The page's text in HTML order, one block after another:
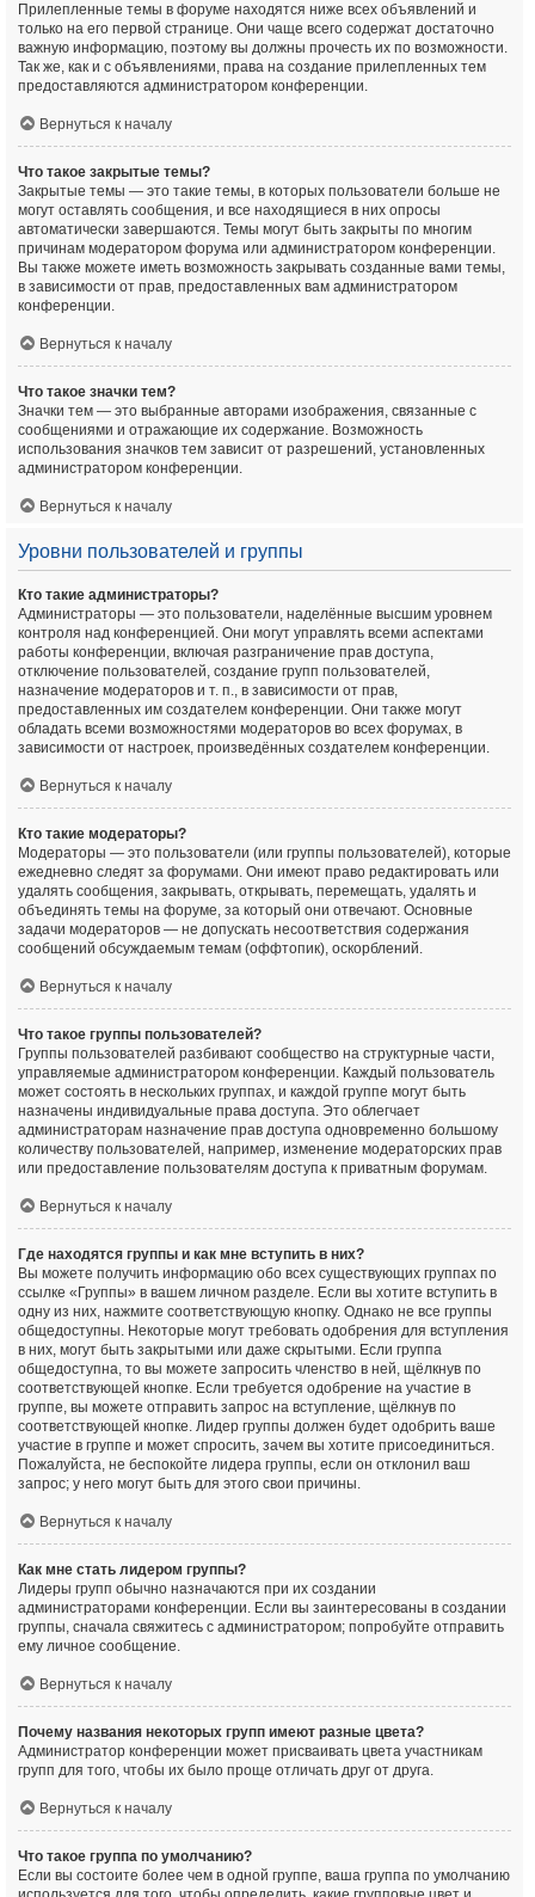
Прилепленные темы в форуме находятся ниже всех объявлений и
только на его первой странице. Они чаще всего содержат достаточно
важную информацию, поэтому вы должны прочесть их по возможности.
Так же, как и с объявлениями, права на создание прилепленных тем
предоставляются администратором конференции.
Вернуться к началу
Что такое закрытые темы?
Закрытые темы — это такие темы, в которых пользователи больше не
могут оставлять сообщения, и все находящиеся в них опросы
автоматически завершаются. Темы могут быть закрыты по многим
причинам модератором форума или администратором конференции.
Вы также можете иметь возможность закрывать созданные вами темы,
в зависимости от прав, предоставленных вам администратором
конференции.
Вернуться к началу
Что такое значки тем?
Значки тем — это выбранные авторами изображения, связанные с
сообщениями и отражающие их содержание. Возможность
использования значков тем зависит от разрешений, установленных
администратором конференции.
Вернуться к началу
Уровни пользователей и группы
Кто такие администраторы?
Администраторы — это пользователи, наделённые высшим уровнем
контроля над конференцией. Они могут управлять всеми аспектами
работы конференции, включая разграничение прав доступа,
отключение пользователей, создание групп пользователей,
назначение модераторов и т. п., в зависимости от прав,
предоставленных им создателем конференции. Они также могут
обладать всеми возможностями модераторов во всех форумах, в
зависимости от настроек, произведённых создателем конференции.
Вернуться к началу
Кто такие модераторы?
Модераторы — это пользователи (или группы пользователей), которые
ежедневно следят за форумами. Они имеют право редактировать или
удалять сообщения, закрывать, открывать, перемещать, удалять и
объединять темы на форуме, за который они отвечают. Основные
задачи модераторов — не допускать несоответствия содержания
сообщений обсуждаемым темам (оффтопик), оскорблений.
Вернуться к началу
Что такое группы пользователей?
Группы пользователей разбивают сообщество на структурные части,
управляемые администратором конференции. Каждый пользователь
может состоять в нескольких группах, и каждой группе могут быть
назначены индивидуальные права доступа. Это облегчает
администраторам назначение прав доступа одновременно большому
количеству пользователей, например, изменение модераторских прав
или предоставление пользователям доступа к приватным форумам.
Вернуться к началу
Где находятся группы и как мне вступить в них?
Вы можете получить информацию обо всех существующих группах по
ссылке «Группы» в вашем личном разделе. Если вы хотите вступить в
одну из них, нажмите соответствующую кнопку. Однако не все группы
общедоступны. Некоторые могут требовать одобрения для вступления
в них, могут быть закрытыми или даже скрытыми. Если группа
общедоступна, то вы можете запросить членство в ней, щёлкнув по
соответствующей кнопке. Если требуется одобрение на участие в
группе, вы можете отправить запрос на вступление, щёлкнув по
соответствующей кнопке. Лидер группы должен будет одобрить ваше
участие в группе и может спросить, зачем вы хотите присоединиться.
Пожалуйста, не беспокойте лидера группы, если он отклонил ваш
запрос; у него могут быть для этого свои причины.
Вернуться к началу
Как мне стать лидером группы?
Лидеры групп обычно назначаются при их создании
администраторами конференции. Если вы заинтересованы в создании
группы, сначала свяжитесь с администратором; попробуйте отправить
ему личное сообщение.
Вернуться к началу
Почему названия некоторых групп имеют разные цвета?
Администратор конференции может присваивать цвета участникам
групп для того, чтобы их было проще отличать друг от друга.
Вернуться к началу
Что такое группа по умолчанию?
Если вы состоите более чем в одной группе, ваша группа по умолчанию